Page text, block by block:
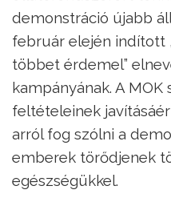
demonstráció újabb
február elején indított
többet érdemel”
kampányának. A
feltételeinek
arról fog szólni a
emberek törődjenek
egészségükkel.